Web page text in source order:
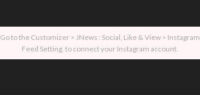
Go to the Customizer > JNews : Social, Like & View > Instagram
Feed Setting, to connect your Instagram account.